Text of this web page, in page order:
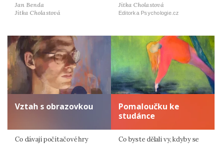
Jan Benda
Jitka Cholastová
Jitka Cholastová
Editorka Psychologie.cz
Vztah s obrazovkou
Co dávají počítačové hry
Pomaloučku ke
studánce
Co byste dělali vy, kdyby se